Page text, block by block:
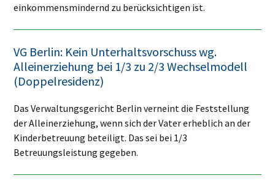
einkommensmindernd zu berücksichtigen ist.
VG Berlin: Kein Unterhaltsvorschuss wg.
Alleinerziehung bei 1/3 zu 2/3 Wechselmodell
(Doppelresidenz)
Das Verwaltungsgericht Berlin verneint die Feststellung
der Alleinerziehung, wenn sich der Vater erheblich an der
Kinderbetreuung beteiligt. Das sei bei 1/3
Betreuungsleistung gegeben.